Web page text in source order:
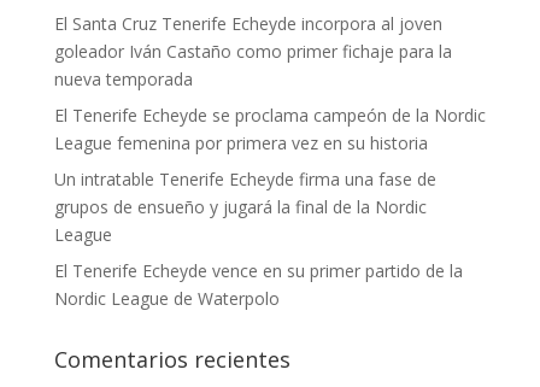
El Santa Cruz Tenerife Echeyde incorpora al joven
goleador Iván Castaño como primer fichaje para la
nueva temporada
El Tenerife Echeyde se proclama campeón de la Nordic
League femenina por primera vez en su historia
Un intratable Tenerife Echeyde firma una fase de
grupos de ensueño y jugará la final de la Nordic
League
El Tenerife Echeyde vence en su primer partido de la
Nordic League de Waterpolo
Comentarios recientes